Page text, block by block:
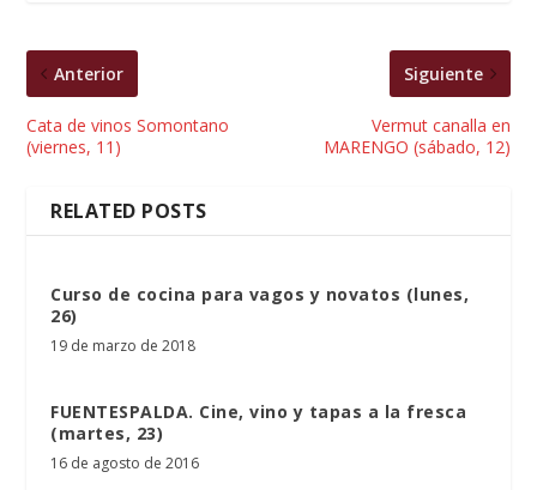
Anterior
Cata de vinos Somontano
(viernes, 11)
Siguiente
Vermut canalla en
MARENGO (sábado, 12)
RELATED POSTS
Curso de cocina para vagos y novatos (lunes,
26)
19 de marzo de 2018
FUENTESPALDA. Cine, vino y tapas a la fresca
(martes, 23)
16 de agosto de 2016